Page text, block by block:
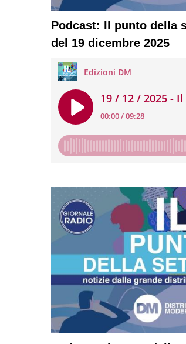
Podcast: Il punto della
del 19 dicembre 2025